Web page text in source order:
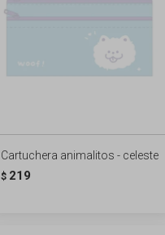
Cartuchera animalitos - celeste
$ 219